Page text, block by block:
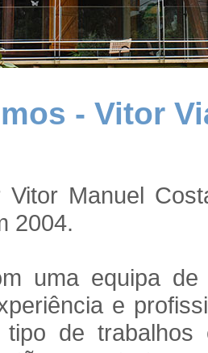
- Vitor
Vitor Manuel
2004.
uma equipa
e
de trabalhos